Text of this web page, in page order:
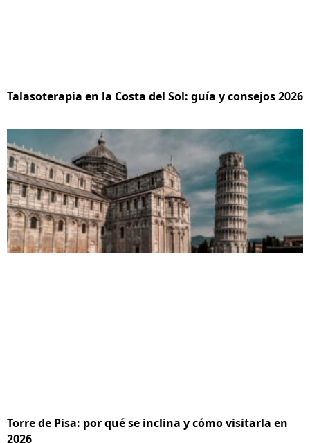
Talasoterapia en la Costa del Sol: guía y consejos 2026
Torre de Pisa: por qué se inclina y cómo visitarla en
2026